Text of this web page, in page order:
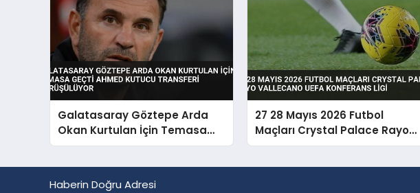
Galatasaray Göztepe Arda
Okan Kurtulan İçin Temasa
Geçti Ahmed Kutucu Transferi
27 28 Mayıs 2026 Futbol
Maçları Crystal Palace Rayo
Vallecano UEFA Konferans Ligi
Haberin Doğru Adresi